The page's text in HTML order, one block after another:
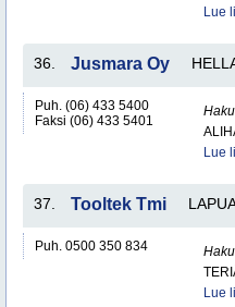
Lue
36. Jusmara Oy
Puh. (06) 433 5400
Faksi (06) 433 5401
Lue
37. Tooltek Tmi
Puh. 0500 350 834
Lue